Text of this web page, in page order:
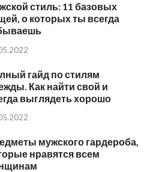
стиль: 11 базовых
о которых ты всегда
гайд по стилям
Как найти свой и
выглядеть хорошо
мужского гардероба,
нравятся всем